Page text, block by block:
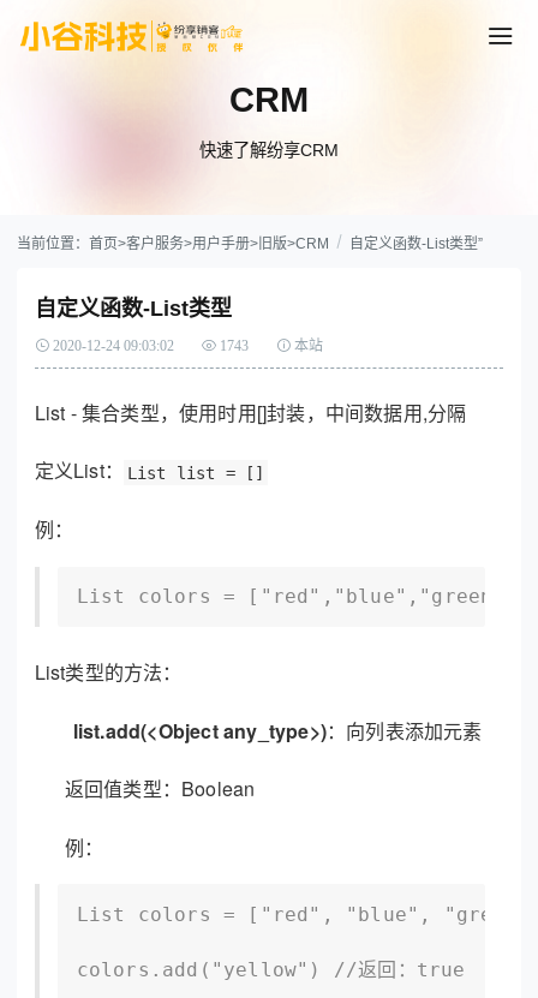
东莞客服热线
18929299059
CRM
快速了解纷享CRM
当前位置：首页>客户服务>用户手册> 旧版>CRM 自定义函数-List类型”
自定义函数-List类型
2020-12-24 09:03:02 1743 本站
List - 集合类型，使用时用[]封装，中间数据用,分隔
定义List： List list = []
例：
List colors =
List类型的方法：
list.add(<Object any_type>)：向列表添加元素
返回值类型：Boolean
例：
List colors = ["red", "blue",
colors.add("yellow") //返回：true